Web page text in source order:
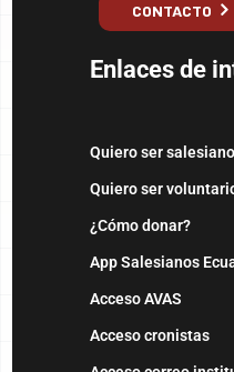
CONTACTO
Enlaces de
Quiero ser salesiano
Quiero ser
¿Cómo donar?
App Salesianos
Acceso AVAS
Acceso cronistas